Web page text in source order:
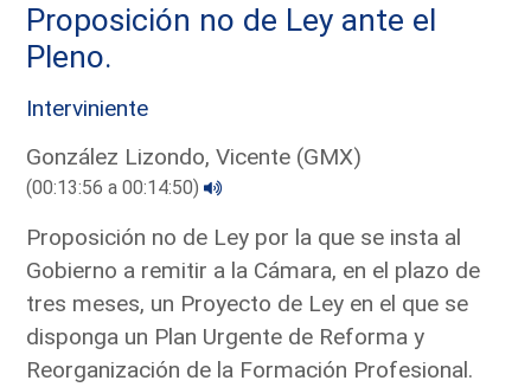
Proposición no de Ley ante el
Pleno.
Interviniente
González Lizondo, Vicente (GMX)
(00:13:56 a 00:14:50)
Proposición no de Ley por la que se insta al
Gobierno a remitir a la Cámara, en el plazo de
tres meses, un Proyecto de Ley en el que se
disponga un Plan Urgente de Reforma y
Reorganización de la Formación Profesional.